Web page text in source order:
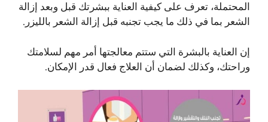
المحتملة، تعرف على كيفية العناية ببشرتك قبل وبعد إزالة
الشعر بما في ذلك ما يجب تجنبه قبل إزالة الشعر بالليزر.
إن العناية بالبشرة التي ستتم معالجتها أمر مهم لسلامتك
وراحتك، وكذلك لضمان أن العلاج فعال قدر الإمكان.